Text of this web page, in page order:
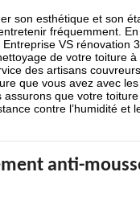
son esthétique et son
fréquemment.
VS rénovation
de votre toiture à
des artisans
que vous avez avec
que votre
contre l’humidité et
anti-